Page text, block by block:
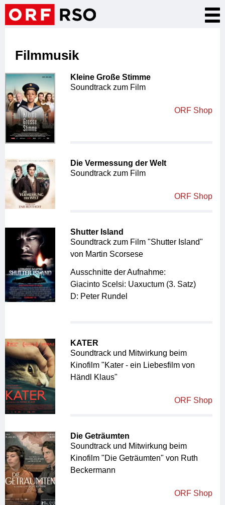
Direkt
zum
Filmmusik
Kleine Große Stimme
Soundtrack zum Film
ORF Shop
Die Vermessung der Welt
Soundtrack zum Film
ORF Shop
Shutter Island
Soundtrack zum Film "Shutter Island"
von Martin Scorsese
Ausschnitte der Aufnahme:
Giacinto Scelsi: Uaxuctum (3. Satz)
D: Peter Rundel
KATER
Soundtrack und Mitwirkung beim
Kinofilm "Kater - ein Liebesfilm von
Händl Klaus"
ORF Shop
Die Geträumten
Soundtrack und Mitwirkung beim
Kinofilm "Die Geträumten" von Ruth
Beckermann
ORF Shop